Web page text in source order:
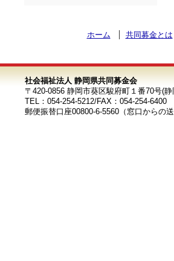
ホーム 共同募金とは
社会福祉法人 静岡県共同募金会
〒420-0856 静岡市葵区駿府町１番70号(
TEL：054-254-5212/FAX：054-254-6400
郵便振替口座00800-6-5560（窓口からの送